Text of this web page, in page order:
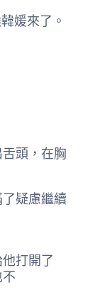
媛來了。
頭，在胸
疑慮繼續
打開了